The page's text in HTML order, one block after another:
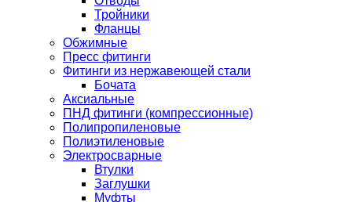
Тройники
Фланцы
Обжимные
Пресс фитинги
Фитинги из нержавеющей стали
Бочата
Аксиальные
ПНД фитинги (компрессионные)
Полипропиленовые
Полиэтиленовые
Электросварные
Втулки
Заглушки
Муфты